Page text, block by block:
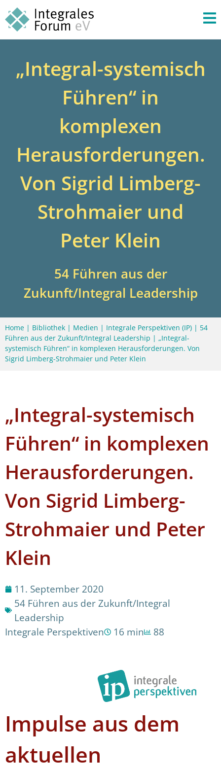
„Integral-systemisch
Führen“ in
komplexen
Herausforderungen.
Von Sigrid Limberg-
Strohmaier und
Peter Klein
54 Führen aus der
Zukunft/Integral Leadership
Home | Bibliothek | Medien | Integrale Perspektiven (IP) | 54
Führen aus der Zukunft/Integral Leadership | „Integral-
systemisch Führen“ in komplexen Herausforderungen. Von
Sigrid Limberg-Strohmaier und Peter Klein
„Integral-systemisch
Führen“ in komplexen
Herausforderungen.
Von Sigrid Limberg-
Strohmaier und Peter
Klein
11. September 2020
54 Führen aus der Zukunft/Integral
Leadership
Integrale Perspektiven
16 min 88
Impulse aus dem
aktuellen